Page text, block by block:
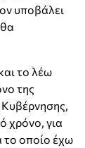
υποβάλει
το λέω
της
χρόνο, για
το οποίο έχω